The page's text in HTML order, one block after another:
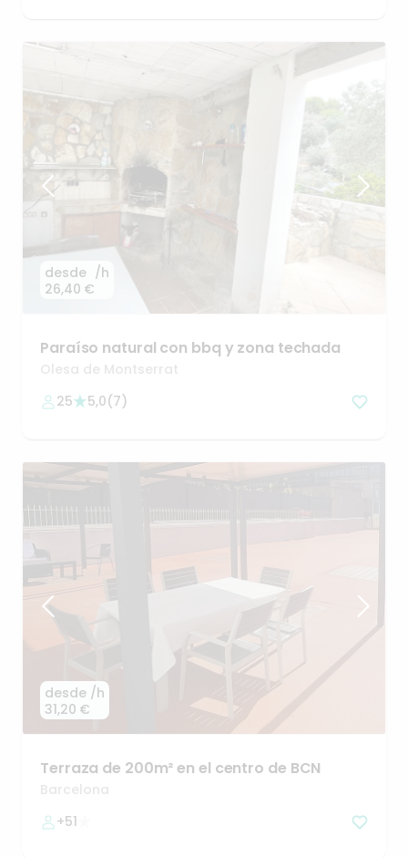
desde
26,40 €
/h
Paraíso natural con bbq y zona techada
Olesa de Montserrat
25
5,0(7)
desde
31,20 €
/h
Terraza de 200m²en el centro de BCN
Barcelona
+51